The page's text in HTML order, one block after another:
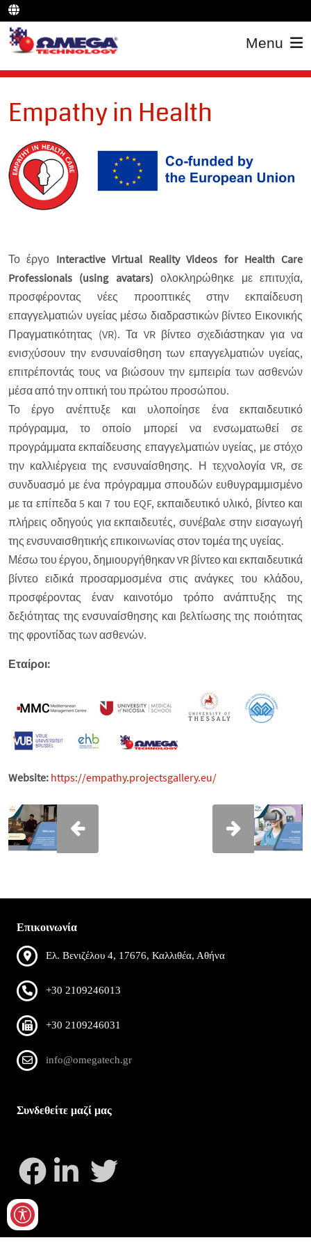
Menu
Empathy in Health
Το έργο Interactive Virtual Reality Videos for Health Care
Professionals (using avatars)ολοκληρώθηκε με επιτυχία,
προσφέροντας νέες προοπτικές στην εκπαίδευση
επαγγελματιών υγείας μέσω διαδραστικών βίντεο Εικονικής
Πραγματικότητας (VR). Τα VR βίντεο σχεδιάστηκαν για να
ενισχύσουν την ενσυναίσθηση των επαγγελματιών υγείας,
επιτρέποντάς τους να βιώσουν την εμπειρία των ασθενών
μέσα από την οπτική του πρώτου προσώπου.
Το έργο ανέπτυξε και υλοποίησε ένα εκπαιδευτικό
πρόγραμμα, το οποίο μπορεί να ενσωματωθεί σε
προγράμματα εκπαίδευσης επαγγελματιών υγείας, με στόχο
την καλλιέργεια της ενσυναίσθησης. Η τεχνολογία VR, σε
συνδυασμό με ένα πρόγραμμα σπουδών ευθυγραμμισμένο
με τα επίπεδα 5 και 7 του EQF, εκπαιδευτικό υλικό, βίντεο και
πλήρεις οδηγούς για εκπαιδευτές, συνέβαλε στην εισαγωγή
της ενσυναισθητικής επικοινωνίας στον τομέα της υγείας.
Μέσω του έργου, δημιουργήθηκαν VR βίντεο και εκπαιδευτικά
βίντεο ειδικά προσαρμοσμένα στις ανάγκες του κλάδου,
προσφέροντας έναν καινοτόμο τρόπο ανάπτυξης της
δεξιότητας της ενσυναίσθησης και βελτίωσης της ποιότητας
της φροντίδας των ασθενών.
Εταίροι:
Website: https://empathy.projectsgallery.eu/
Επικοινωνία
Ελ. Βενιζέλου 4, 17676, Καλλιθέα, Αθήνα
+30 2109246013
+30 2109246031
info@omegatech.gr
Συνδεθείτε μαζί μας